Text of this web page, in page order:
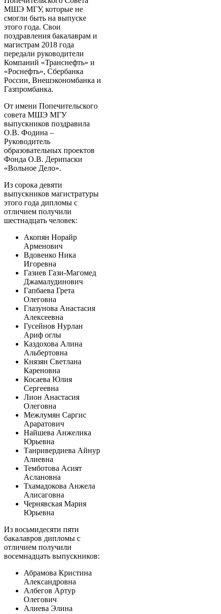
МШЭ МГУ, которые не
смогли быть на выпуске
этого года. Свои
поздравления бакалаврам и
магистрам 2018 года
передали руководители
Компаний «Транснефть» и
«Роснефть», Сбербанка
России, Внешэкономбанка и
Газпромбанка.
От имени Попечительского
совета МШЭ МГУ
выпускников поздравила
О.В. Фодина –
Руководитель
образовательных проектов
Фонда О.В. Дерипаски
«Вольное Дело».
Из сорока девяти
выпускников магистратуры
этого года дипломы с
отличием получили
шестнадцать человек:
Акопян Норайр
Арменович
Вдовенко Ника
Игоревна
Газиев Гази-Магомед
Джамалудинович
Гапбаева Грета
Олеговна
Глазунова Анастасия
Алексеевна
Гусейнов Нурлан
Ариф оглы
Каздохова Алина
Альбертовна
Князян Светлана
Кареновна
Косаева Юлия
Сергеевна
Лион Анастасия
Олеговна
Межлумян Саргис
Араратович
Найшева Анжелика
Юрьевна
Танривердиева Айнур
Алиевна
Темботова Асият
Аслановна
Тхамадокова Анжела
Алисаговна
Чернявская Мария
Юрьевна
Из восьмидесяти пяти
бакалавров дипломы с
отличием получили
восемнадцать выпускников:
Абрамова Кристина
Александровна
Албегов Артур
Олегович
Алиева Элина